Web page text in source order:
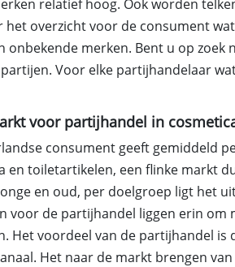
relatief hoog. Ook worden
het overzicht voor de consument
onbekende merken. Bent u op
Voor elke partijhandelaar
voor partijhandel in
consument geeft gemiddeld
en toiletartikelen, een flinke markt
en oud, per doelgroep ligt het
voor de partijhandel liggen erin
Het voordeel van de partijhandel is
Het naar de markt brengen